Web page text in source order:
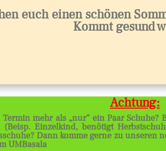
euch einen schönen
Kommt gesund
Achtung:
mehr als „nur“ ein Paar
Einzelkind, benötigt
Dann komme gerne zu unseren
UMBasala